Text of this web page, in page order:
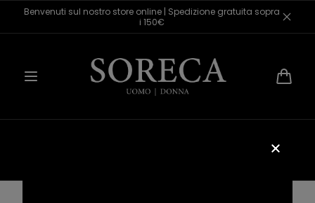
Salta al
Benvenuti sul nostro store online | Spedizione gratuita sopra
i 150€